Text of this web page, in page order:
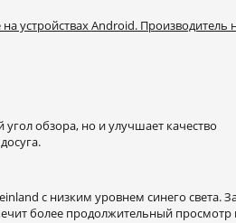
устройствах Android. Производитель
обзора, но и улучшает качество
с низким уровнем синего света.
более продолжительный просмотр